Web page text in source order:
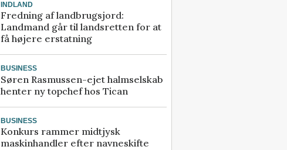
INDLAND
Fredning af landbrugsjord:
Landmand går til landsretten for at
få højere erstatning
BUSINESS
Søren Rasmussen-ejet halmselskab
henter ny topchef hos Tican
BUSINESS
Konkurs rammer midtjysk
maskinhandler efter navneskifte